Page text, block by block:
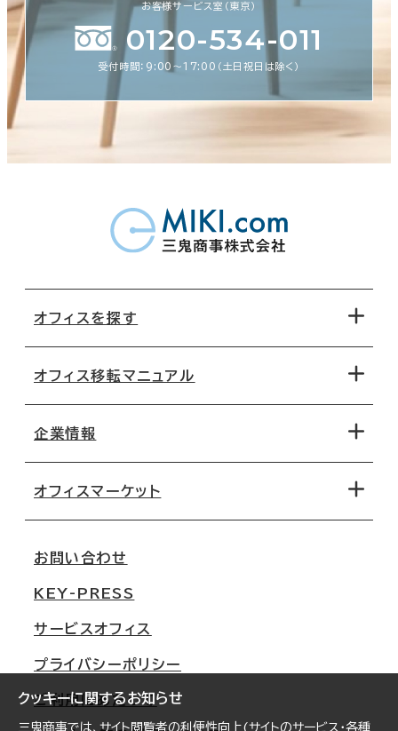
クッキーに関するお知らせ
三鬼商事では、サイト閲覧者の利便性向上(サイトのサービス・各種
お客様サービス室（東京）
0120-534-011
受付時間：9:00〜17:00（土日祝日は除く）
オフィスを探す
地図から探す
路線・駅から探す
オフィス移転マニュアル
移転コストシミュレーション
移転スケジュール
オフィス移転Q&A
企業情報
オフィスマーケット
大阪
名古屋
札幌
仙台
お問い合わせ
KEY-PRESS
サービスオフィス
プライバシーポリシー
ご利用にあたって